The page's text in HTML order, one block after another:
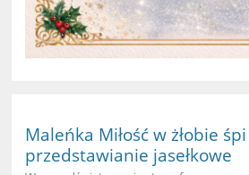
Maleńka Miłość w żłobie
przedstawianie jasełkowe